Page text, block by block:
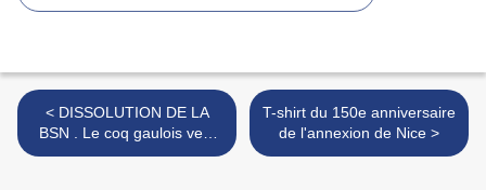
< DISSOLUTION DE LA
BSN . Le coq gaulois veut
détruire le particularisme
T-shirt du 150e anniversaire
de l'annexion de Nice >